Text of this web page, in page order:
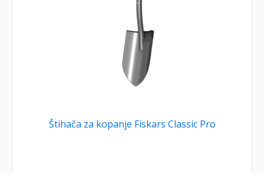
Štihača za kopanje Fiskars Classic Pro